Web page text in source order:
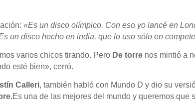
«Es un disco olímpico. Con eso yo lancé en
un disco hecho en india, que lo uso sólo en
varios chicos tirando. Pero De torre nos mintió a
esté bien», cerró.
Calleri, también habló con Mundo D y dio su
Es una de las mejores del mundo y queremos que